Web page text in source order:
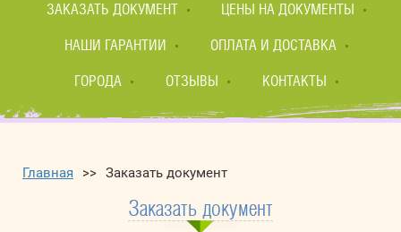
ЗАКАЗАТЬ ДОКУМЕНТ ЦЕНЫ НА ДОКУМЕНТЫ
НАШИ ГАРАНТИИ ОПЛАТА И ДОСТАВКА
ГОРОДА ОТЗЫВЫ КОНТАКТЫ
Главная >> Заказать документ
Заказать документ